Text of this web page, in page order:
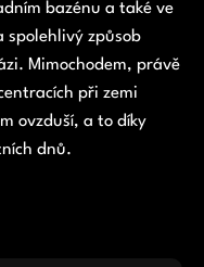
bazénu a také ve
spolehlivý způsob
Mimochodem, právě
při zemi
ovzduší, a to díky
dnů.